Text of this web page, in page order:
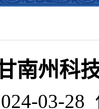
南州科
03-28